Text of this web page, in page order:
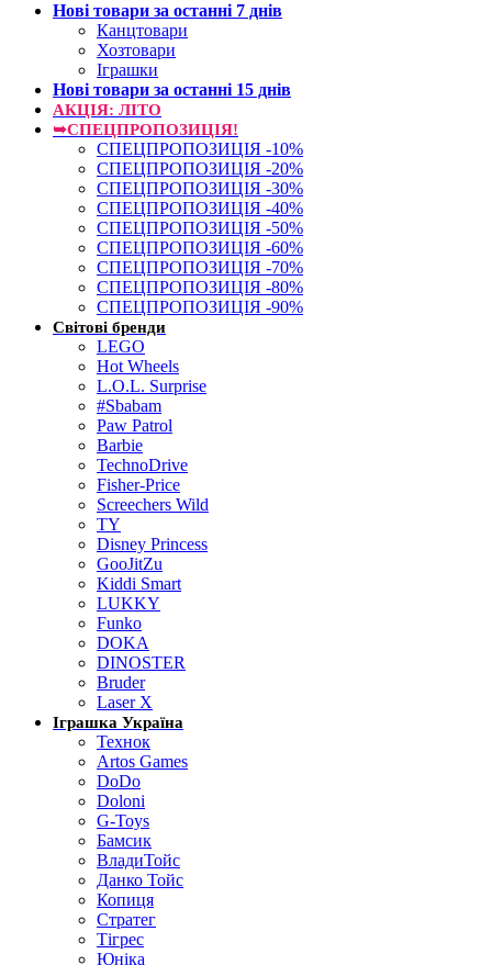
Нові товари за останнi 7 днiв
Канцтовари
Хозтовари
Іграшки
Нові товари за останнi 15 днiв
АКЦІЯ: ЛІТО
➥СПЕЦПРОПОЗИЦІЯ!
СПЕЦПРОПОЗИЦІЯ -10%
СПЕЦПРОПОЗИЦІЯ -20%
СПЕЦПРОПОЗИЦІЯ -30%
СПЕЦПРОПОЗИЦІЯ -40%
СПЕЦПРОПОЗИЦІЯ -50%
СПЕЦПРОПОЗИЦІЯ -60%
СПЕЦПРОПОЗИЦІЯ -70%
СПЕЦПРОПОЗИЦІЯ -80%
СПЕЦПРОПОЗИЦІЯ -90%
Світові бренди
LEGO
Hot Wheels
L.O.L. Surprise
#Sbabam
Paw Patrol
Barbie
TechnoDrive
Fisher-Price
Screechers Wild
TY
Disney Princess
GooJitZu
Kiddi Smart
LUKKY
Funko
DOKA
DINOSTER
Bruder
Laser X
Іграшка Україна
Технок
Artos Games
DoDo
Doloni
G-Toys
Бамсик
ВладиТойс
Данко Тойс
Копиця
Стратег
Тігрес
Юніка